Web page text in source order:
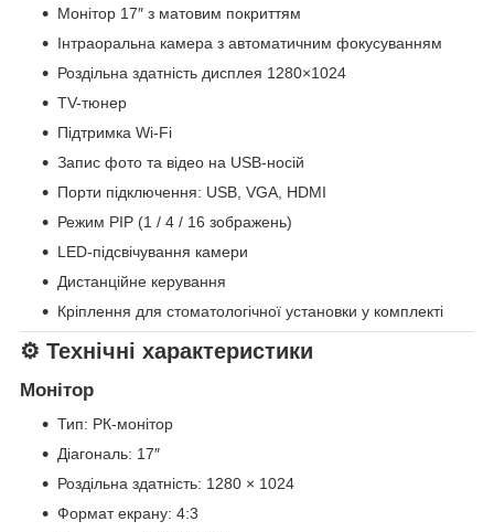
Монітор 17″ з матовим покриттям
Інтраоральна камера з автоматичним фокусуванням
Роздільна здатність дисплея 1280×1024
TV-тюнер
Підтримка Wi-Fi
Запис фото та відео на USB-носій
Порти підключення: USB, VGA, HDMI
Режим PIP (1 / 4 / 16 зображень)
LED-підсвічування камери
Дистанційне керування
Кріплення для стоматологічної установки у комплекті
⚙️ Технічні характеристики
Монітор
Тип: РК-монітор
Діагональ: 17″
Роздільна здатність: 1280 × 1024
Формат екрану: 4:3